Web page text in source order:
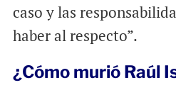
caso y las
haber al respecto”.
¿Cómo murió Raúl